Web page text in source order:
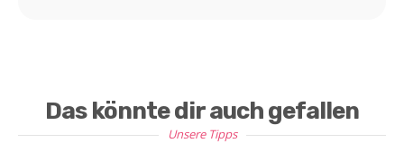
Das könnte dir auch gefallen
Unsere Tipps